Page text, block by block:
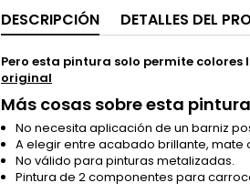
DESCRIPCIÓN DETALLES DEL
Pero esta pintura solo permite colores
original
Más cosas sobre esta
No necesita aplicación de un barniz
A elegir entre acabado brillante, mate
No válido para pinturas metalizadas.
Pintura de 2 componentes para